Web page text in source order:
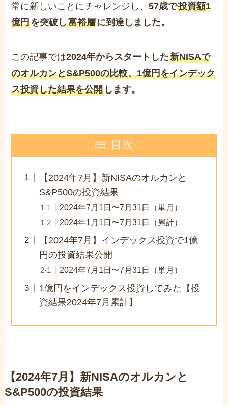
常に新しいことにチャレンジし、57歳で投資額1
億円を突破し富裕層に到達しました。
この記事では2024年からスタートした新NISAで
のオルカンとS&P500の比較、1億円をインデック
ス投資した結果を公開 します。
目次
【2024年7月】新NISAのオルカンと
S&P500の投資結果
2024年7月1日〜7月31日（単月）
2024年1月1日〜7月31日（累計）
【2024年7月】インデックス投資で1億
円の投資結果公開
2024年7月1日〜7月31日（単月）
1億円をインデックス投資してみた【投
資結果2024年7月累計】
【2024年7月】新NISAのオルカンと
S&P500の投資結果